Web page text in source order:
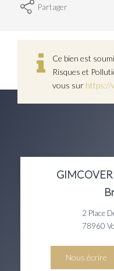
Partager
Ce bien est
Risques et
vous sur https://
2 Place
78960
Nous écrire